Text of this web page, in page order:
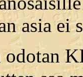
asia ei